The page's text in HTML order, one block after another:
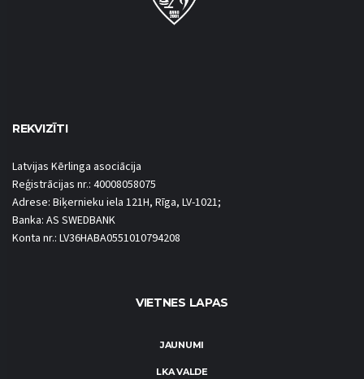
REKVIZĪTI
Latvijas Kērlinga asociācija
Reģistrācijas nr.: 40008058075
Adrese: Biķernieku iela 121H, Rīga, LV-1021;
Banka: AS SWEDBANK
Konta nr.: LV36HABA0551010794208
VIETNES LAPAS
JAUNUMI
LKA VALDE